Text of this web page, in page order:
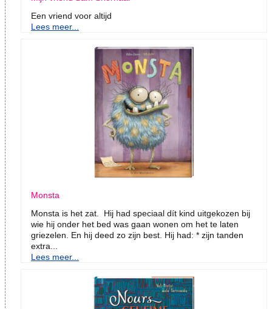
Een vriend voor altijd
Lees meer...
Monsta
Monsta is het zat. Hij had speciaal dít kind uitgekozen bij
wie hij onder het bed was gaan wonen om het te laten
griezelen. En hij deed zo zijn best. Hij had: * zijn tanden
extra...
Lees meer...